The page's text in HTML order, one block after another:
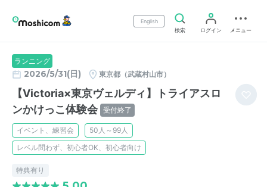
English
検索
ログイン メニュー
ランニング
2026/5/31(日) 東京都（武蔵村山市）
【Victoria×東京ヴェルディ】トライアスロ
ンかけっこ体験会 受付終了
イベント、練習会
50人～99人
レベル問わず、初心者OK、初心者向け
特典有り